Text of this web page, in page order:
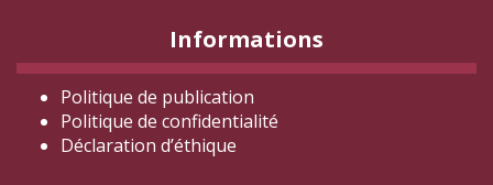
Informations
Politique de publication
Politique de confidentialité
Déclaration d’éthique